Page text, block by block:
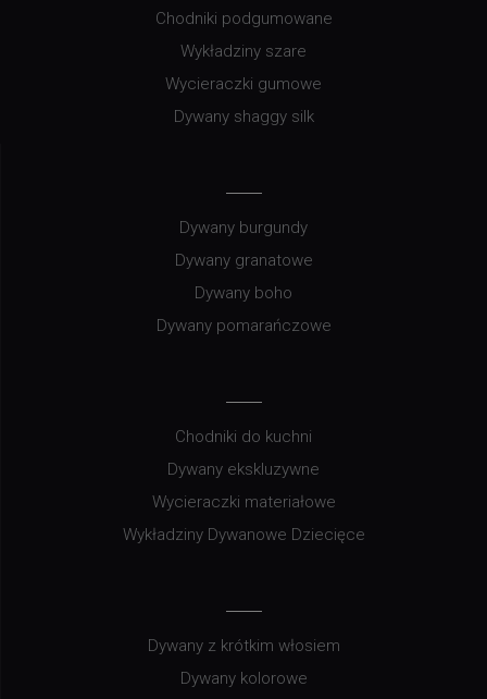
Chodniki podgumowane
Wykładziny szare
Wycieraczki gumowe
Dywany shaggy silk
Dywany burgundy
Dywany granatowe
Dywany boho
Dywany pomarańczowe
Chodniki do kuchni
Dywany ekskluzywne
Wycieraczki materiałowe
Wykładziny Dywanowe Dziecięce
Dywany z krótkim włosiem
Dywany kolorowe